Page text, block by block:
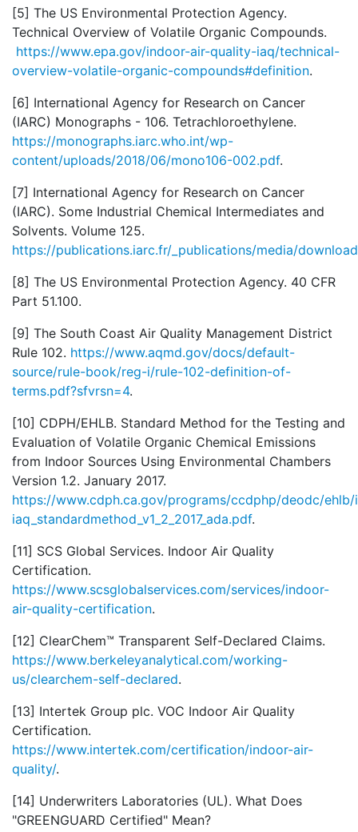
[5] The US Environmental Protection Agency.
Technical Overview of Volatile Organic Compounds.
https://www.epa.gov/indoor-air-quality-iaq/technical-
overview-volatile-organic-compounds#definition.
[6] International Agency for Research on Cancer
(IARC) Monographs - 106. Tetrachloroethylene.
https://monographs.iarc.who.int/wp-
content/uploads/2018/06/mono106-002.pdf.
[7] International Agency for Research on Cancer
(IARC). Some Industrial Chemical Intermediates and
Solvents. Volume 125.
https://publications.iarc.fr/_publications/media/
[8] The US Environmental Protection Agency. 40 CFR
Part 51.100.
[9] The South Coast Air Quality Management District
Rule 102. https://www.aqmd.gov/docs/default-
source/rule-book/reg-i/rule-102-definition-of-
terms.pdf?sfvrsn=4.
[10] CDPH/EHLB. Standard Method for the Testing and
Evaluation of Volatile Organic Chemical Emissions
from Indoor Sources Using Environmental Chambers
Version 1.2. January 2017.
https://www.cdph.ca.gov/programs/ccdphp/deodc/
iaq_standardmethod_v1_2_2017_ada.pdf.
[11] SCS Global Services. Indoor Air Quality
Certification.
https://www.scsglobalservices.com/services/indoor-
air-quality-certification.
[12] ClearChem™ Transparent Self-Declared Claims.
https://www.berkeleyanalytical.com/working-
us/clearchem-self-declared.
[13] Intertek Group plc. VOC Indoor Air Quality
Certification.
https://www.intertek.com/certification/indoor-air-
quality/.
[14] Underwriters Laboratories (UL). What Does
"GREENGUARD Certified" Mean?